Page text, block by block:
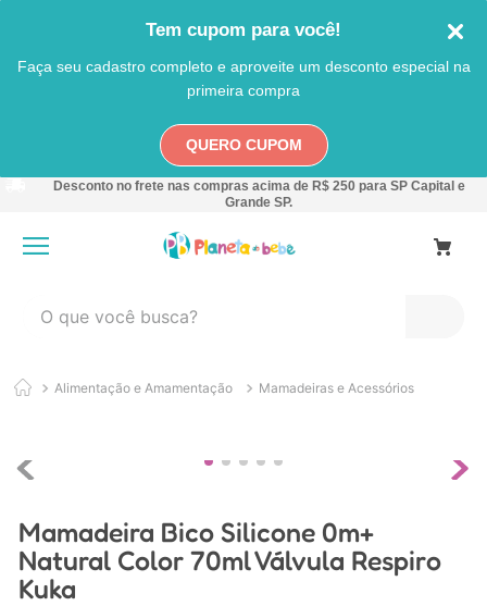
Tem cupom para você!
Faça seu cadastro completo e aproveite um desconto especial na
primeira compra
QUERO CUPOM
Desconto no frete nas compras acima de R$ 250 para SP Capital e
Grande SP.
Alimentação e Amamentação Mamadeiras e Acessórios
Mamadeira Bico Silicone 0m+
Natural Color 70ml Válvula Respiro
Kuka
1 º
carro
5º
chupeta
6º